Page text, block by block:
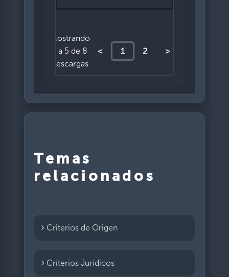
Mostrando
1 a 5 de 8
descargas
< 1 2 >
Temas
relacionados
Criterios de Origen
Criterios Jurídicos